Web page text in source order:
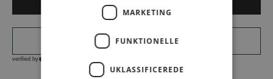
MARKETING
FUNKTIONELLE
UKLASSIFICEREDE